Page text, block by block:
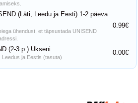
(Läti, Leedu ja Eesti) 1-2 päeva
ühendust, et täpsustada UNISEND
0.99€
(2-3 p.) Ukseni
Leedus ja Eestis (tasuta)
0.00€